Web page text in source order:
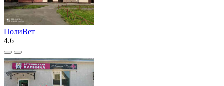
ПолиВет
4.6